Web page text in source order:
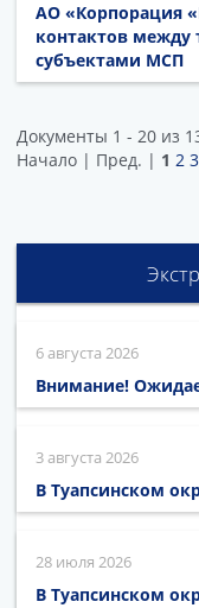
АО «Корпорация
контактов
субъектами МСП
Документы 1 - 20 из
Начало | Пред. | 1 2 3
6 августа 2026
Внимание!
3 августа 2026
В Туапсинском
28 июля 2026
В Туапсинском